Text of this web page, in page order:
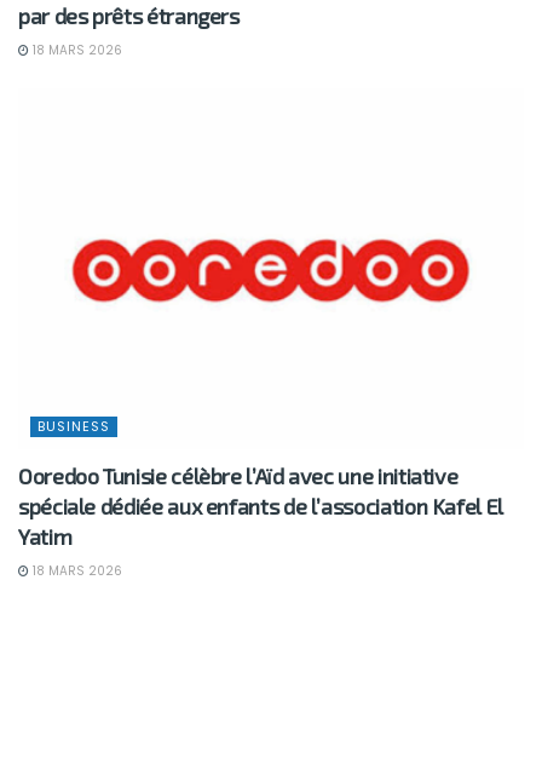
par des prêts étrangers
18 MARS 2026
BUSINESS
Ooredoo Tunisie célèbre l’Aïd avec une initiative
spéciale dédiée aux enfants de l’association Kafel El
Yatim
18 MARS 2026